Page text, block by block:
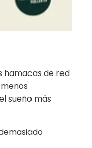
hamacas de red
sueño más